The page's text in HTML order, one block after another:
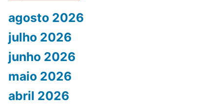
agosto 2026
julho 2026
junho 2026
maio 2026
abril 2026